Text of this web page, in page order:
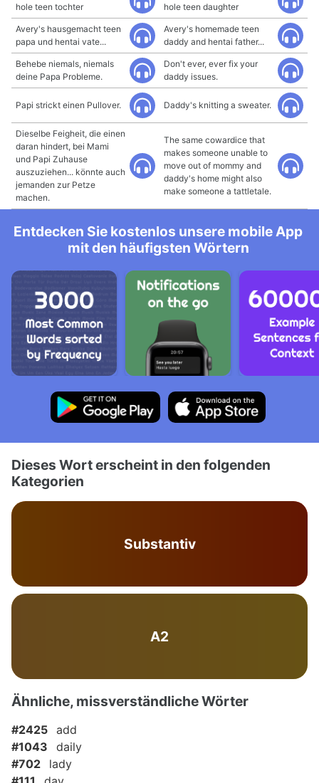
hole teen tochter
hole teen daughter
Avery's hausgemacht teen
papa und hentai vate...
Avery's homemade teen
daddy and hentai father...
Behebe niemals, niemals
deine Papa Probleme.
Don't ever, ever fix your
daddy issues.
Papi strickt einen Pullover. Daddy's knitting a sweater.
Dieselbe Feigheit, die einen
daran hindert, bei Mami
und Papi Zuhause
auszuziehen... könnte auch
jemanden zur Petze
machen.
The same cowardice that
makes someone unable to
move out of mommy and
daddy's home might also
make someone a tattletale.
Entdecken Sie kostenlos unsere mobile App
mit den häufigsten Wörtern
Dieses Wort erscheint in den folgenden
Kategorien
Substantiv
A2
Ähnliche, missverständliche Wörter
#2425 add
#1043
daily
#702
lady